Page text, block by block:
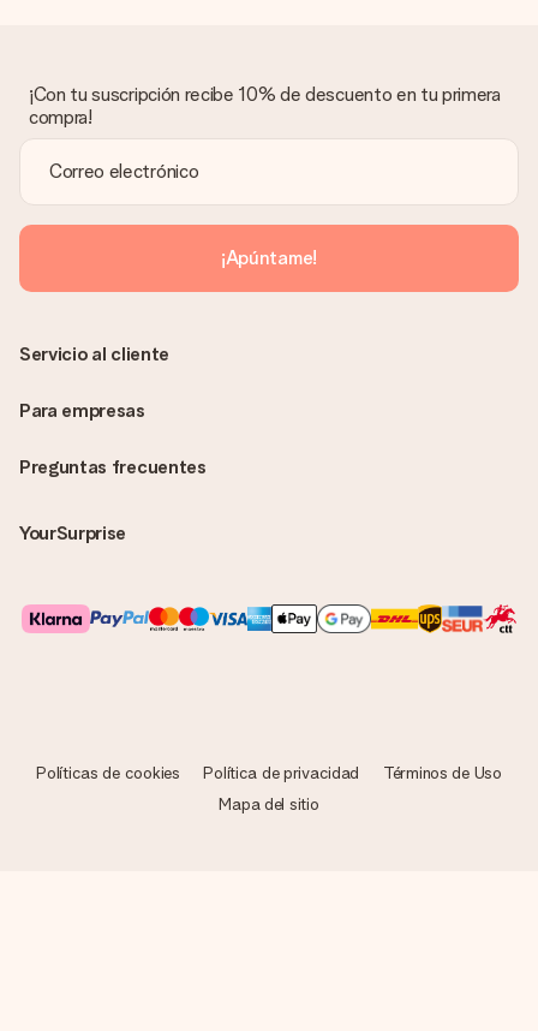
asunto contigo. Ponte en contacto con nuestro equipo de
atención al cliente por teléfono, correo electrónico o chat y
buscaremos una solución adecuada para ti.
¿Se envía la factura junto con el pedido?
La factura y cualquier otra información relativa a tu regalo se
enviará únicamente por correo electrónico. El regalo se enviará
sin ninguna información adicional Así, evitaremos que la
persona que recibe el regalo la vea. ¡No le enviaremos nada
más que su increíble regalo! ¿Quieres que sepa quién se lo
¡Con tu suscripción recibe 10% de descuento en tu primera
compra!
¡Apúntame!
Preguntas frecuentes
YourSurprise
Servicio al cliente
Para empresas
Políticas de cookies Política de privacidad
Términos de Uso
Mapa del sitio